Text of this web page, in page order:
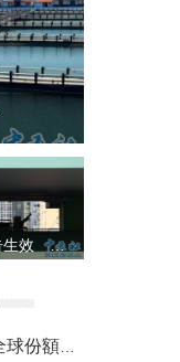
酷熱天氣警告生效 本港高溫持續至下周